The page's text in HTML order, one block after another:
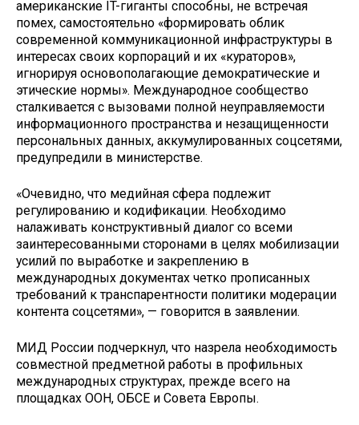
американские IT-гиганты способны, не встречая
помех, самостоятельно «формировать облик
современной коммуникационной инфраструктуры в
интересах своих корпораций и их «кураторов»,
игнорируя основополагающие демократические и
этические нормы». Международное сообщество
сталкивается с вызовами полной неуправляемости
информационного пространства и незащищенности
персональных данных, аккумулированных соцсетями,
предупредили в министерстве.
«Очевидно, что медийная сфера подлежит
регулированию и кодификации. Необходимо
налаживать конструктивный диалог со всеми
заинтересованными сторонами в целях мобилизации
усилий по выработке и закреплению в
международных документах четко прописанных
требований к транспарентности политики модерации
контента соцсетями», — говорится в заявлении.
МИД России подчеркнул, что назрела необходимость
совместной предметной работы в профильных
международных структурах, прежде всего на
площадках ООН, ОБСЕ и Совета Европы.